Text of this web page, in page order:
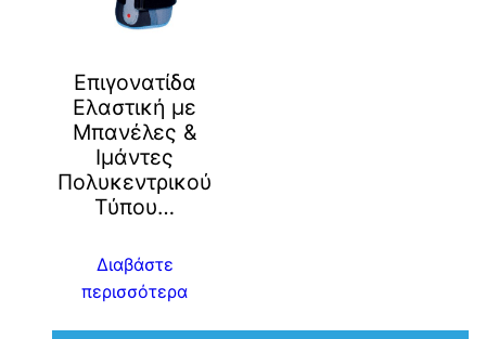
Επιγονατίδα
Ελαστική με
Μπανέλες &
Ιμάντες
Πολυκεντρικού
Τύπου…
Διαβάστε
περισσότερα